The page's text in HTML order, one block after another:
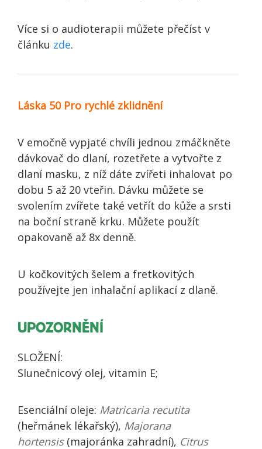
Více si o audioterapii můžete přečíst v
článku zde.
Láska 50 Pro rychlé zklidnění
V emočně vypjaté chvíli jednou zmáčkněte
dávkovač do dlaní, rozetřete a vytvořte z
dlaní masku, z níž dáte zvířeti inhalovat po
dobu 5 až 20 vteřin. Dávku můžete se
svolením zvířete také vetřít do kůže a srsti
na boční straně krku. Můžete použít
opakovaně až 8x denně.
U kočkovitých šelem a fretkovitých
používejte jen inhalační aplikací z dlaně.
UPOZORNĚNÍ
SLOŽENÍ:
Slunečnicový olej, vitamin E;
Esenciální oleje: Matricaria recutita
(heřmánek lékařský), Majorana
hortensis(majoránka zahradní), Citrus